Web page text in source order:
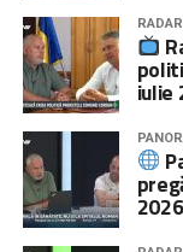
iulie
2026